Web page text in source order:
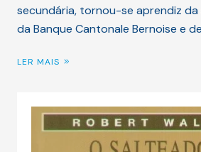
secundária, tornou-se aprendiz da
da Banque Cantonale Bernoise e
LER MAIS